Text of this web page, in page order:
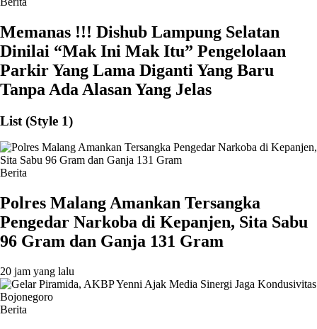
Memanas !!! Dishub Lampung Selatan
Dinilai “Mak Ini Mak Itu” Pengelolaan
Parkir Yang Lama Diganti Yang Baru
Tanpa Ada Alasan Yang Jelas
List (Style 1)
Berita
Polres Malang Amankan Tersangka
Pengedar Narkoba di Kepanjen, Sita Sabu
96 Gram dan Ganja 131 Gram
20 jam yang lalu
Berita